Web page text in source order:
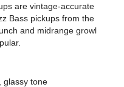
are vintage-accurate
Bass pickups from the
and midrange growl
glassy tone